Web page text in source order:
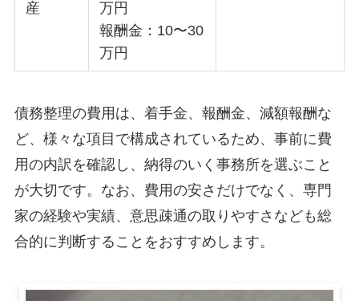
産
万円
報酬金：10〜30
万円
債務整理の費用は、着手金、報酬金、減額報酬な
ど、様々な項目で構成されているため、事前に費
用の内訳を確認し、納得のいく事務所を選ぶこと
が大切です。なお、費用の安さだけでなく、専門
家の経験や実績、意思疎通の取りやすさなども総
合的に判断することをおすすめします。